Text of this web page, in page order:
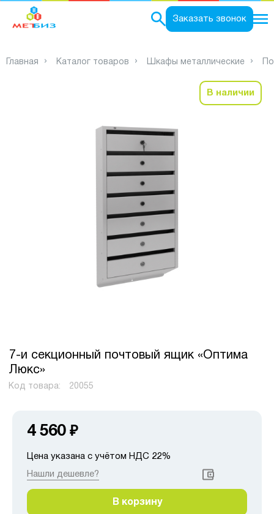
Заказать звонок
Главная Каталог товаров Шкафы металлические
В наличии
7-и секционный почтовый ящик «Оптима
Люкс»
Код товара: 20055
4 560 ₽
Цена указана с учётом НДС 22%
Нашли дешевле?
В корзину